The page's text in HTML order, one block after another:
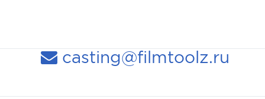
casting@filmtoolz.ru